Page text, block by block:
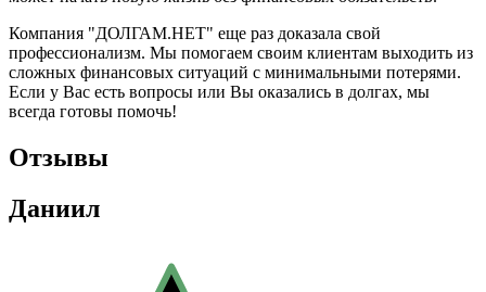
Компания "ДОЛГАМ.НЕТ" еще раз доказала свой
профессионализм. Мы помогаем своим клиентам выходить из
сложных финансовых ситуаций с минимальными потерями.
Если у Вас есть вопросы или Вы оказались в долгах, мы
всегда готовы помочь!
Отзывы
Даниил